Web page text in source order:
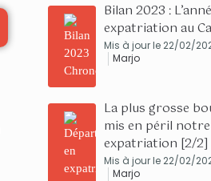
Bilan 2023 :
expatriation au
Mis à jour le 22/02/
Marjo
La plus grosse
mis en péril
expatriation [2/2]
Mis à jour le 22/02/
Marjo